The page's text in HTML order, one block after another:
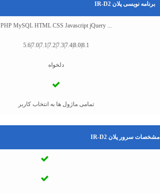
برنامه نویسی پلان IR-D2
PHP MySQL HTML CSS Javascript jQuery ...
5.6|7.0|7.1|7.2|7.3|7.4|8.0|8.1
دلخواه
تمامی ماژول ها به انتخاب کاربر
مشخصات سرور پلان IR-D2